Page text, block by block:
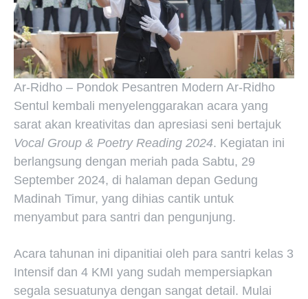
Ar-Ridho – Pondok Pesantren Modern Ar-Ridho
Sentul kembali menyelenggarakan acara yang
sarat akan kreativitas dan apresiasi seni bertajuk
Vocal Group & Poetry Reading 2024. Kegiatan ini
berlangsung dengan meriah pada Sabtu, 29
September 2024, di halaman depan Gedung
Madinah Timur, yang dihias cantik untuk
menyambut para santri dan pengunjung.
Acara tahunan ini dipanitiai oleh para santri kelas 3
Intensif dan 4 KMI yang sudah mempersiapkan
segala sesuatunya dengan sangat detail. Mulai